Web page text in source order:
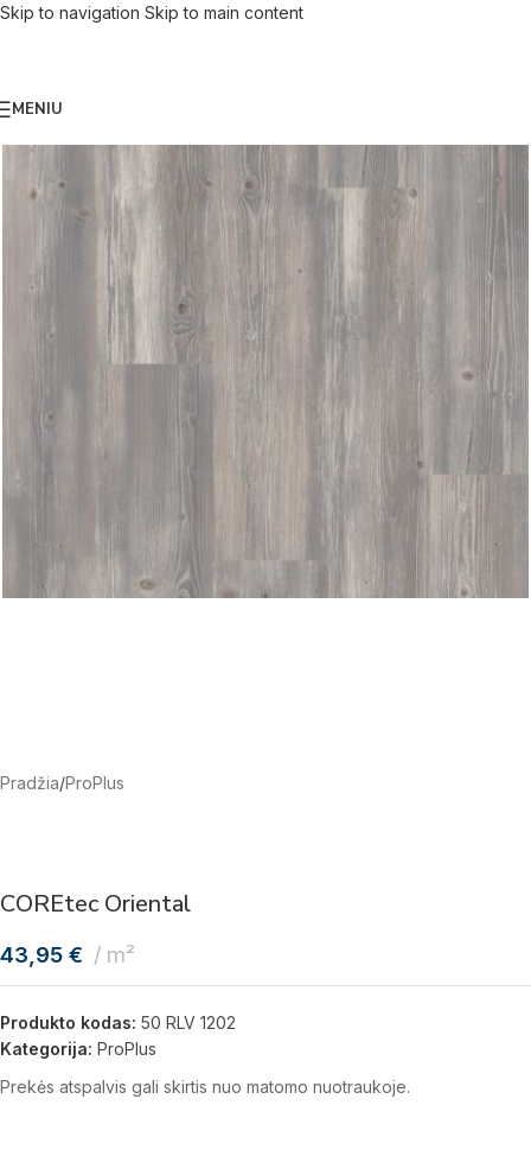
Skip to navigation Skip to main content
MENIU
Pradžia/ProPlus
COREtec Oriental
43,95 € m²
Produkto kodas: 50 RLV 1202
Kategorija: ProPlus
Prekės atspalvis gali skirtis nuo matomo nuotraukoje.